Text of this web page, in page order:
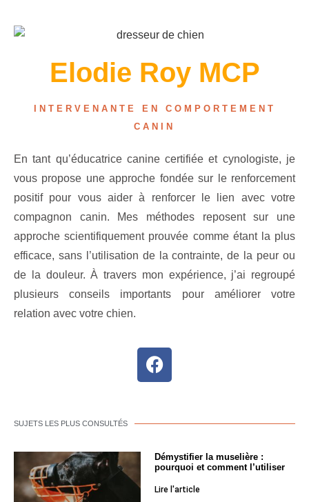
Elodie Roy MCP
INTERVENANTE EN COMPORTEMENT
CANIN
En tant qu’éducatrice canine certifiée et cynologiste, je
vous propose une approche fondée sur le renforcement
positif pour vous aider à renforcer le lien avec votre
compagnon canin. Mes méthodes reposent sur une
approche scientifiquement prouvée comme étant la plus
efficace, sans l’utilisation de la contrainte, de la peur ou
de la douleur. À travers mon expérience, j’ai regroupé
plusieurs conseils importants pour améliorer votre
relation avec votre chien.
SUJETS LES PLUS CONSULTÉS
Démystifier la muselière :
pourquoi et comment l’utiliser
Lire l'article